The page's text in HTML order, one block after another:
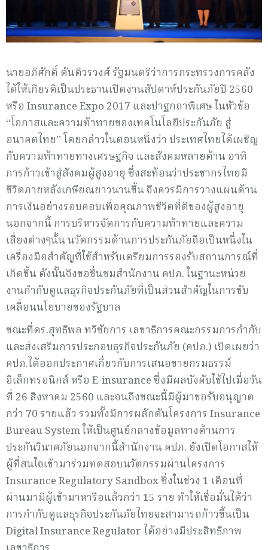
นายอภิศักดิ์ ตันติวรวงศ์ รัฐมนตรีว่าการกระทรวงการคลัง
ได้ให้เกียรติเป็นประธานเปิดงานสัปดาห์ประกันภัยปี 2560
หรือ Insurance Expo 2017 และปาฐกถาพิเศษ ในหัวข้อ
“โอกาสและความท้าทายของเทคโนโลยีประกันภัย สู่
อนาคตไทย” โดยกล่าวในตอนหนึ่งว่า ประเทศไทยได้เผชิญ
กับความท้าทายทางเศรษฐกิจ และสังคมหลายด้าน อาทิ
การก้าวเข้าสู่สังคมผู้สูงอายุ ซึ่งสะท้อนว่าประชากรไทยมี
ชีวิตภายหลังเกษียณยาวนานขึ้น จึงควรมีการวางแผนด้าน
การเงินอย่างรอบคอบเพื่อคุณภาพชีวิตที่ดีของผู้สูงอายุ
นอกจากนี้ การบริหารจัดการกับความท้าทายและความ
เสี่ยงต่างๆนั้น นวัตกรรมด้านการประกันภัยถือเป็นหนึ่งใน
เครื่องมือสำคัญที่ใช้สำหรับเตรียมการรองรับสถานการณ์ที่
เกิดขึ้น ดังนั้นจึงขอชื่นชมสำนักงาน คปภ. ในฐานะหน่วย
งานกำกับดูแลธุรกิจประกันภัยที่เป็นส่วนสำคัญในการขับ
เคลื่อนนโยบายของรัฐบาล
ขณะที่ดร.สุทธิพล ทวีชัยการ เลขาธิการคณะกรรมการกำกับ
และส่งเสริมการประกอบธุรกิจประกันภัย (คปภ.) เปิดเผยว่า
คปภ.ได้ออกประกาศเกี่ยวกับการเสนอขายกรมธรรม์
อิเล็กทรอนิกส์ หรือ E-insurance ซึ่งมีผลบังคับใช้ไปเมื่อวัน
ที่ 26 สิงหาคม 2560 และจนถึงขณะนี้มีผู้มาขอรับอนุญาต
กว่า 70 รายแล้ว รวมทั้งมีการผลักดันโครงการ Insurance
Bureau System ให้เป็นศูนย์กลางข้อมูลทางด้านการ
ประกันวินาศภัยนอกจากนี้สำนักงาน คปภ. ยังเปิดโอกาสให้
ผู้ที่สนใจเข้ามาร่วมทดสอบนวัตกรรมผ่านโครงการ
Insurance Regulatory Sandbox ซึ่งในช่วง 1 เดือนที่
ผ่านมามีผู้เข้ามาหารือแล้วกว่า 15 ราย ทำให้เชื่อมั่นได้ว่า
การกำกับดูแลธุรกิจประกันภัยไทยจะสามารถก้าวขึ้นเป็น
Digital Insurance Regulator ได้อย่างมีประสิทธิภาพ